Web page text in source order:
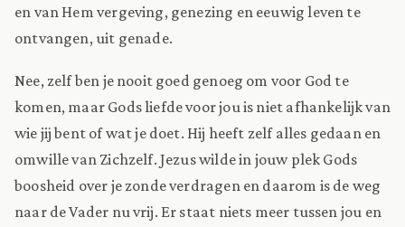
en van Hem vergeving, genezing en eeuwig leven te
ontvangen, uit genade.
Nee, zelf ben je nooit goed genoeg om voor God te
komen, maar Gods liefde voor jou is niet afhankelijk van
wie jij bent of wat je doet. Hij heeft zelf alles gedaan en
omwille van Zichzelf. Jezus wilde in jouw plek Gods
boosheid over je zonde verdragen en daarom is de weg
naar de Vader nu vrij. Er staat niets meer tussen jou en